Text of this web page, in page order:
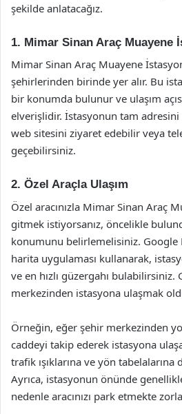
şekilde anlatacağız.
1. Mimar Sinan Araç Muayene
Mimar Sinan Araç Muayene
şehirlerinden birinde yer alır. Bu
bir konumda bulunur ve ulaşım
elverişlidir. İstasyonun tam
web sitesini ziyaret edebilir veya
geçebilirsiniz.
2. Özel Araçla Ulaşım
Özel aracınızla Mimar Sinan Araç
gitmek istiyorsanız, öncelikle
konumunu belirlemelisiniz. Google
harita uygulaması kullanarak,
ve en hızlı güzergahı bulabilirsiniz.
merkezinden istasyona ulaşmak
Örneğin, eğer şehir merkezinden
caddeyi takip ederek istasyona
trafik ışıklarına ve yön
Ayrıca, istasyonun önünde
nedenle aracınızı park etmekte